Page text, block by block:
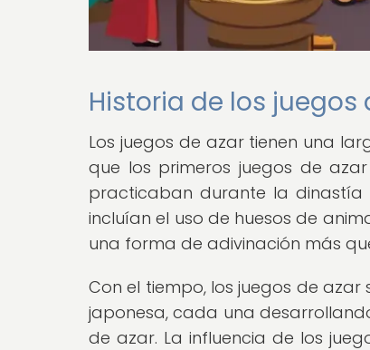
Historia de los juegos
Los juegos de azar tienen una
que los primeros juegos de
practicaban durante la dinastía
incluían el uso de huesos de
una forma de adivinación más
Con el tiempo, los juegos de
japonesa, cada una
de azar. La influencia de los